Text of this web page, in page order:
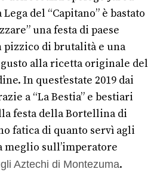
del “Capitano” è bastato
una festa di paese
pizzico di brutalità e una
alla ricetta originale del
In quest’estate 2019 dai
a “La Bestia” e bestiari
festa della Bortellina di
fatica di quanto servì agli
meglio sull’imperatore
Aztechi di Montezuma.